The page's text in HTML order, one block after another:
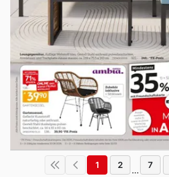
1 2 ... 7